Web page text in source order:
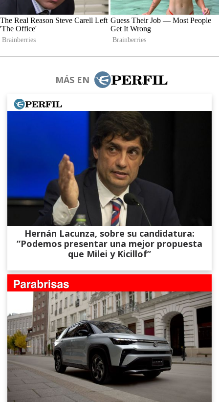
MÁS EN
Hernán Lacunza, sobre su candidatura:
“Podemos presentar una mejor propuesta
que Milei y Kicillof”